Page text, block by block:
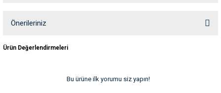
Trusty Beef Düğümlü Köpek Kemiği
Önerileriniz
yetersiz gördüğünüz noktaları öneri formunu kullanarak tarafımıza
Ürün Değerlendirmeleri
Bu ürüne ilk yorumu siz yapın!